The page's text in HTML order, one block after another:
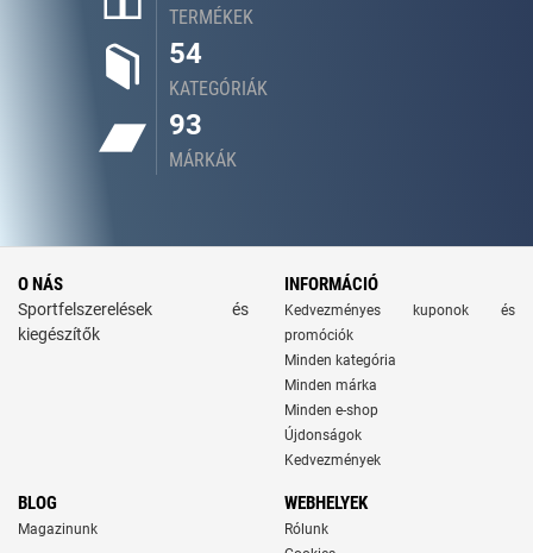
TERMÉKEK
54
KATEGÓRIÁK
93
MÁRKÁK
O NÁS
Sportfelszerelések és
kiegészítők
INFORMÁCIÓ
Kedvezményes kuponok és
promóciók
Minden kategória
Minden márka
Minden e-shop
Újdonságok
Kedvezmények
BLOG
Magazinunk
WEBHELYEK
Rólunk